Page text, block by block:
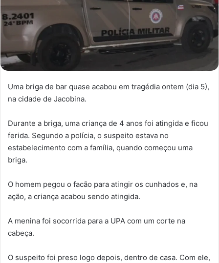
Uma briga de bar quase acabou em tragédia ontem (dia 5),
na cidade de Jacobina.
Durante a briga, uma criança de 4 anos foi atingida e ficou
ferida. Segundo a polícia, o suspeito estava no
estabelecimento com a família, quando começou uma
briga.
O homem pegou o facão para atingir os cunhados e, na
ação, a criança acabou sendo atingida.
A menina foi socorrida para a UPA com um corte na
cabeça.
O suspeito foi preso logo depois, dentro de casa. Com ele,